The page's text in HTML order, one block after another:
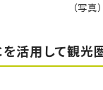
（写
活用して観光